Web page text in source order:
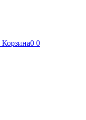
Корзина0 0